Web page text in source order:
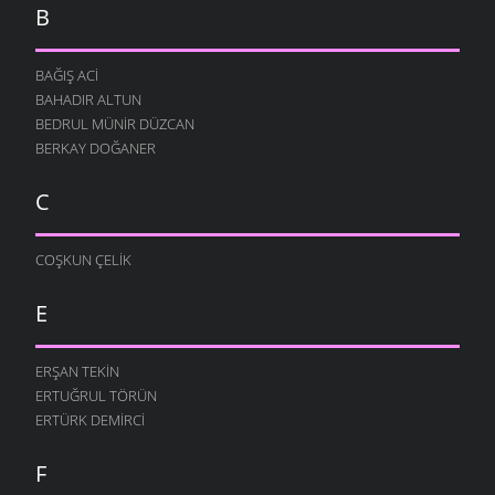
B
BAĞIŞ ACI
BAHADIR ALTUN
BEDRUL MÜNIR DÜZCAN
BERKAY DOĞANER
C
COŞKUN ÇELIK
E
ERŞAN TEKIN
ERTUĞRUL TÖRÜN
ERTÜRK DEMIRCI
F